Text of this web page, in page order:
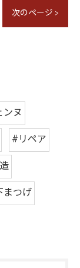
次のページ >
ヌ
#リペア
まつげ